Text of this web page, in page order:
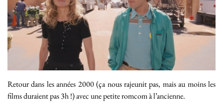
Retour dans les années 2000 (ça nous rajeunit pas, mais au moins les
films duraient pas 3h !) avec une petite romcom à l’ancienne.